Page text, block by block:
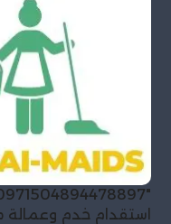
استقدام خدم وعمالة